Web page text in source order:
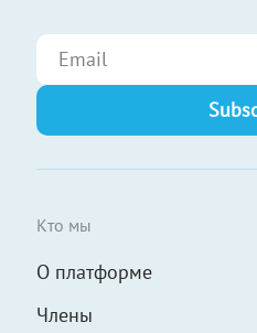
Кто мы
О платформе
Члены